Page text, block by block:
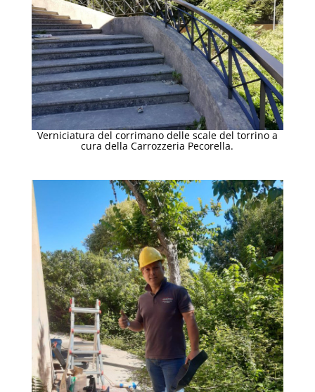
Verniciatura del corrimano delle scale del torrino a
cura della Carrozzeria Pecorella.